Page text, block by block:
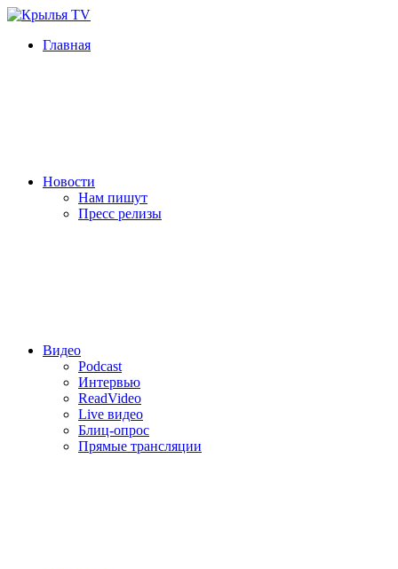
Главная
Новости
Нам пишут
Пресс релизы
Видео
Podcast
Интервью
ReadVideo
Live видео
Блиц-опрос
Прямые трансляции